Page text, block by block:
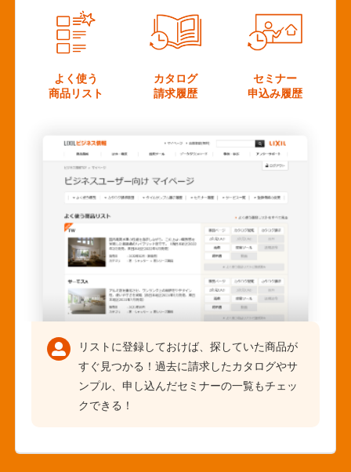
よく使う
商品リスト
カタログ
請求履歴
セミナー
申込み履歴
リストに登録しておけば、探していた商品が
すぐ見つかる！過去に請求したカタログやサ
ンプル、申し込んだセミナーの一覧もチェッ
クできる！